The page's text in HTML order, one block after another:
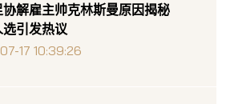
解雇主帅克林斯曼原因揭秘
引发热议
17 10:39:26